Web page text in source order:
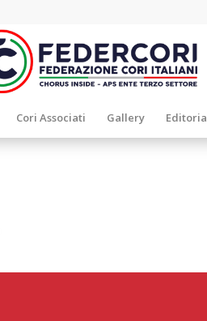
Cori Associati Gallery Editoria